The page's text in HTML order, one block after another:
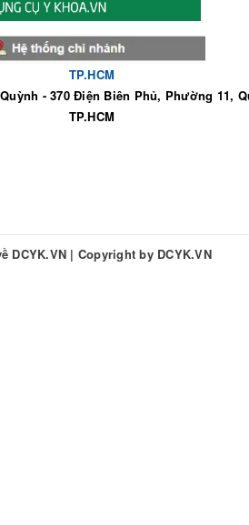
TP.HCM
- 370 Điện Biên Phủ, Phường 11,
TP.HCM
DCYK.VN | Copyright by DCYK.VN